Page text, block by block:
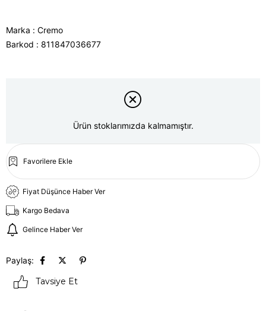
Marka : Cremo
Barkod : 811847036677
Ürün stoklarımızda kalmamıştır.
Favorilere Ekle
Fiyat Düşünce Haber Ver
Kargo Bedava
Gelince Haber Ver
Paylaş:
Tavsiye Et